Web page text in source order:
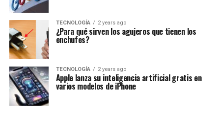
TECNOLOGÍA 2 years ago
¿Para qué sirven los agujeros que tienen los
enchufes?
TECNOLOGÍA 2 years ago
Apple lanza su inteligencia artificial gratis en
varios modelos de iPhone